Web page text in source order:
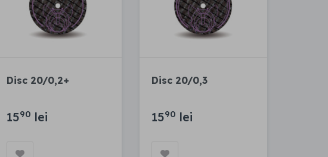
Disc 20/0,2+
1590 lei
Disc 20/0,3
1590 lei